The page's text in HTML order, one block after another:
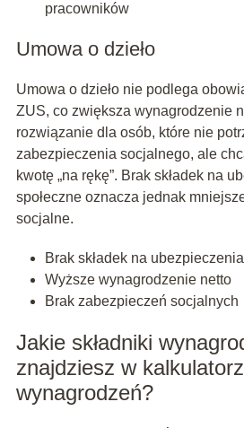
pracowników
Umowa o dzieło
Umowa o dzieło nie podlega
ZUS, co zwiększa wynagrodzenie
rozwiązanie dla osób, które nie
zabezpieczenia socjalnego, ale
kwotę „na rękę”. Brak składek na
społeczne oznacza jednak
socjalne.
Brak składek na
Wyższe wynagrodzenie netto
Brak zabezpieczeń socjalnych
Jakie składniki
znajdziesz w
wynagrodzeń?